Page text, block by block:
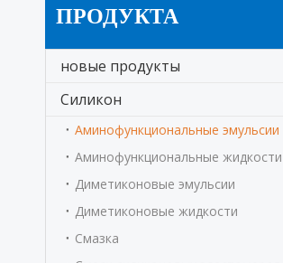
ПРОДУКТА
новые продукты
Силикон
Аминофункциональные эмульсии
Аминофункциональные жидкости
Диметиконовые эмульсии
Диметиконовые жидкости
Смазка